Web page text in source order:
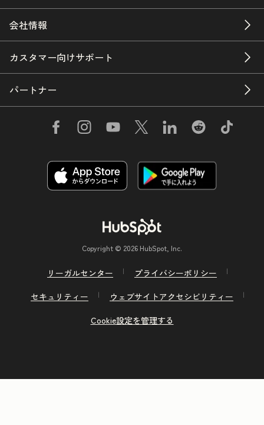
会社情報
カスタマー向けサポート
パートナー
Copyright © 2026 HubSpot, Inc.
リーガルセンター
プライバシーポリシー
セキュリティー
ウェブサイトアクセシビリティー
Cookie設定を管理する